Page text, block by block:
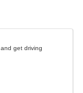
get driving